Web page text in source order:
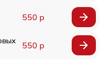
550 р
550 р